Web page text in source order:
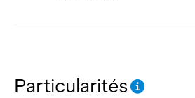
Particularités